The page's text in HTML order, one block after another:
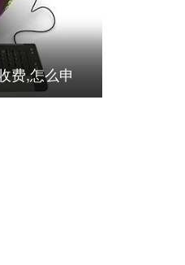
费,怎么申